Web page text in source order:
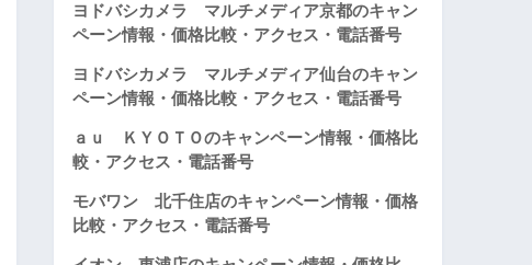
ヨドバシカメラ マルチメディア京都のキャン
ペーン情報・価格比較・アクセス・電話番号
ヨドバシカメラ マルチメディア仙台のキャン
ペーン情報・価格比較・アクセス・電話番号
ａｕ ＫＹＯＴＯのキャンペーン情報・価格比
較・アクセス・電話番号
モバワン 北千住店のキャンペーン情報・価格
比較・アクセス・電話番号